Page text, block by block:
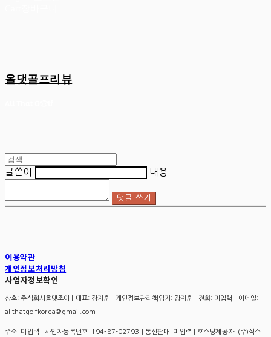
올댓골프리뷰
글쓴이 내용
댓글 쓰기
이용약관
개인정보처리방침
사업자정보확인
상호: 주식회사올댓조이 | 대표: 장지훈 | 개인정보관리책임자: 장지훈 | 전화: 미입력 | 이메일:
allthatgolfkorea@gmail.com
주소: 미입력 | 사업자등록번호: 194-87-02793 | 통신판매: 미입력 | 호스팅제공자: (주)식스